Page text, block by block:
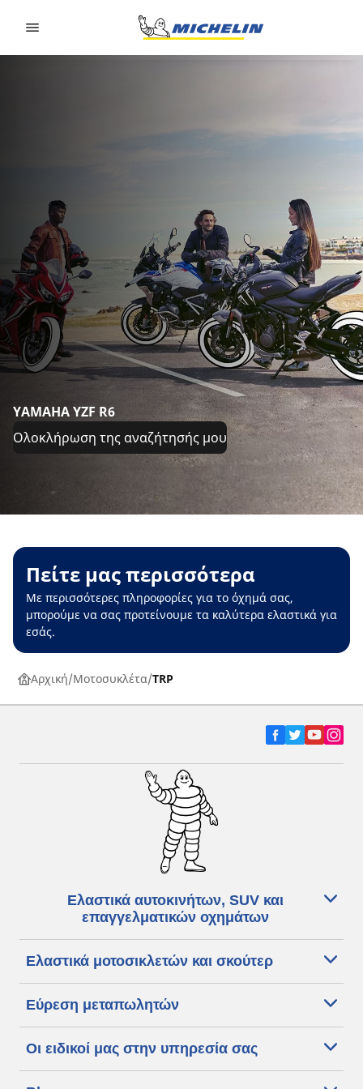
YAMAHA YZF R6
Ολοκλήρωση της αναζήτησής μου
Πείτε μας περισσότερα
Με περισσότερες πληροφορίες για το όχημά σας,
μπορούμε να σας προτείνουμε τα καλύτερα ελαστικά για
εσάς.
Αρχική Μοτοσυκλέτα TRP
Ελαστικά αυτοκινήτων, SUV και
επαγγελματικών οχημάτων
Ελαστικά μοτοσικλετών και σκούτερ
Εύρεση μεταπωλητών
Οι ειδικοί μας στην υπηρεσία σας